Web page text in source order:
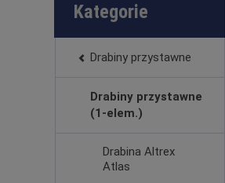
Kategorie
Drabiny przystawne
Drabiny przystawne
(1-elem.)
Drabina Altrex
Atlas